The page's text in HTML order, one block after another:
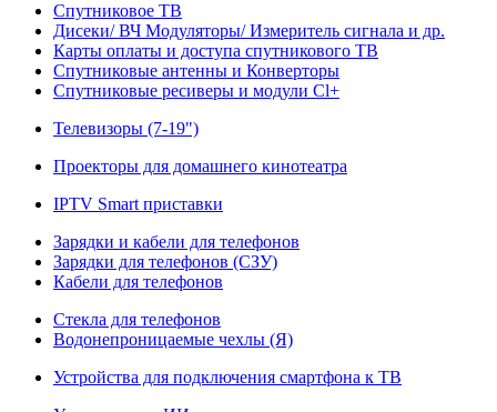
Спутниковое ТВ
Дисеки/ ВЧ Модуляторы/ Измеритель сигнала и др.
Карты оплаты и доступа спутникового ТВ
Спутниковые антенны и Конверторы
Спутниковые ресиверы и модули Cl+
Телевизоры (7-19")
Проекторы для домашнего кинотеатра
IPTV Smart приставки
Зарядки и кабели для телефонов
Зарядки для телефонов (СЗУ)
Кабели для телефонов
Стекла для телефонов
Водонепроницаемые чехлы (Я)
Устройства для подключения смартфона к ТВ